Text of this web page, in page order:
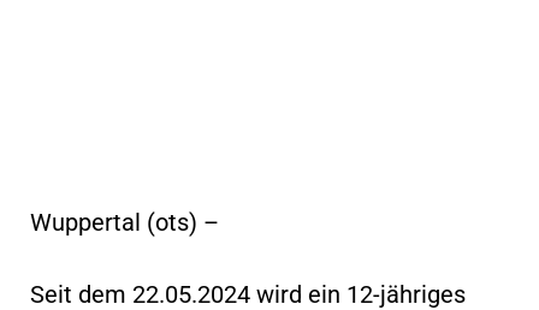
Wuppertal (ots) –
Seit dem 22.05.2024 wird ein 12-jähriges